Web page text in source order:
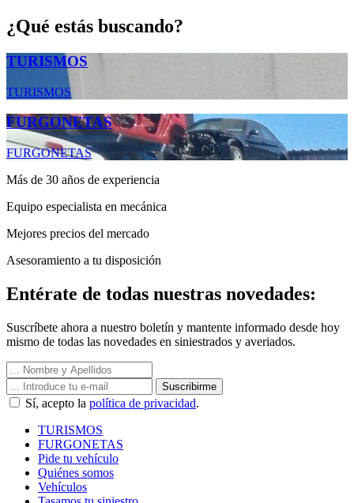
¿Qué estás buscando?
TURISMOS
TURISMOS
FURGONETAS
FURGONETAS
Más de 30 años de experiencia
Equipo especialista en mecánica
Mejores precios del mercado
Asesoramiento a tu disposición
Entérate de todas nuestras novedades:
Suscríbete ahora a nuestro boletín y mantente informado desde hoy
mismo de todas las novedades en siniestrados y averiados.
Suscribirme
Sí, acepto la política de privacidad.
TURISMOS
FURGONETAS
Pide tu vehículo
Quiénes somos
Vehículos